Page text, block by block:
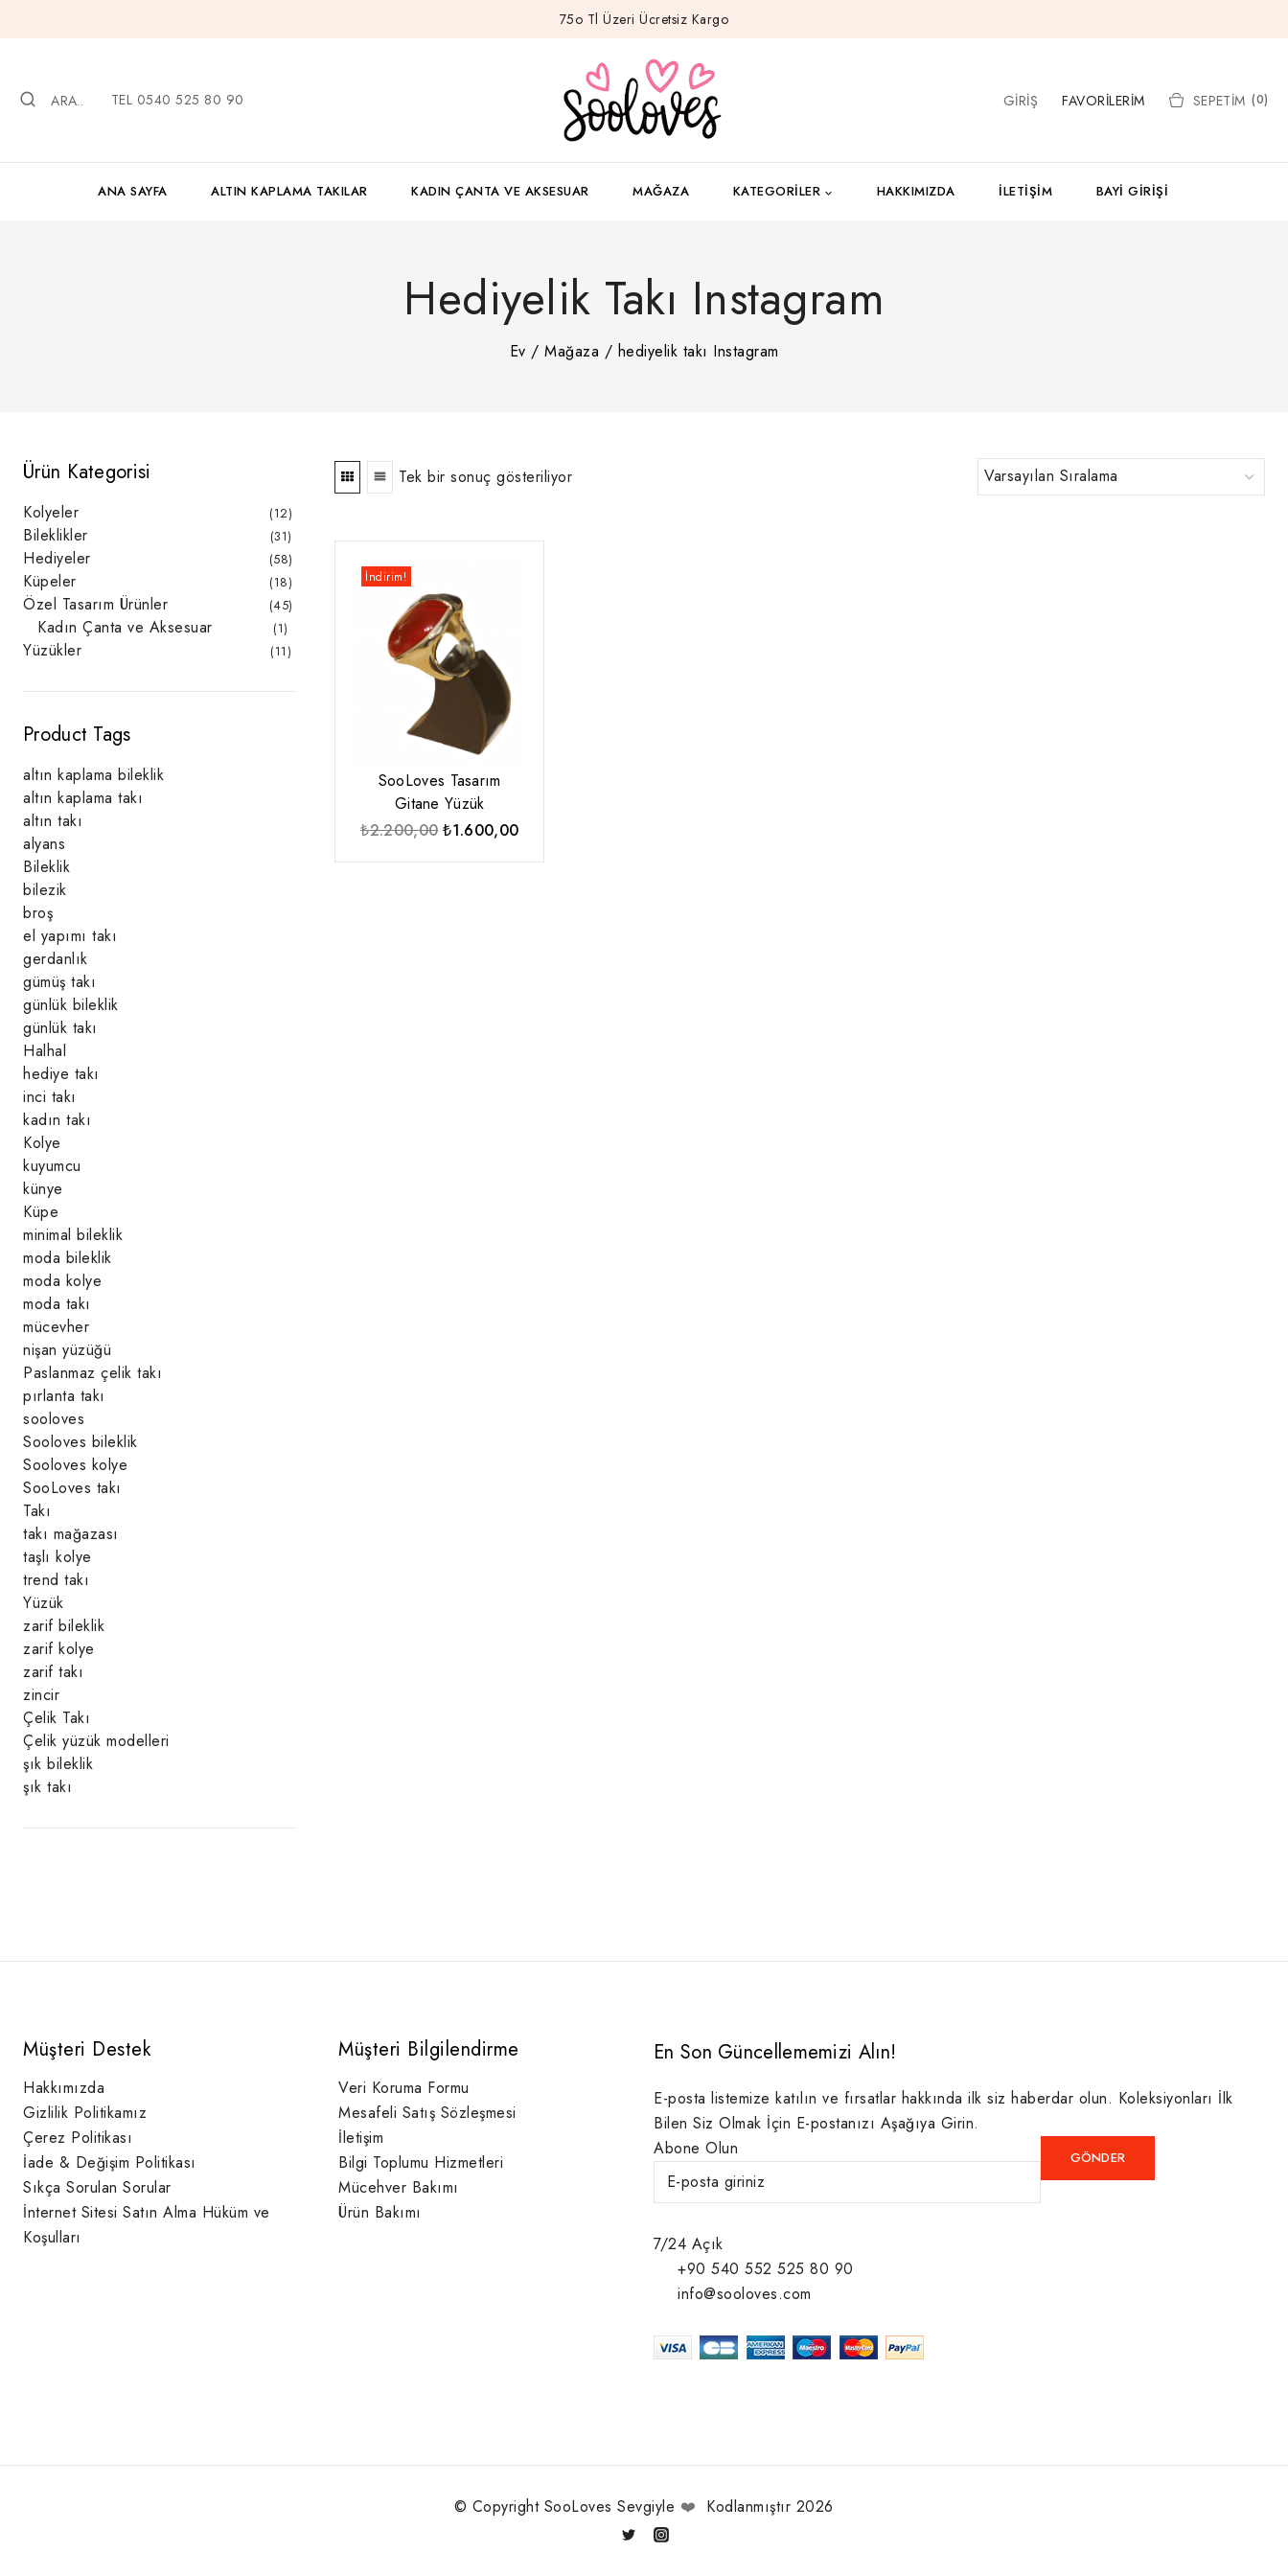
75o Tl Üzeri Ücretsiz Kargo
ARA.. TEL 0540 525 80 90 GIRIŞ FAVORILERIM SEPETIM (0)
ANA SAYFA ALTIN KAPLAMA TAKILAR KADIN ÇANTA VE AKSESUAR MAĞAZA KATEGORILER HAKKIMIZDA İLETIŞIM BAYI GIRIŞI
Hediyelik Takı Instagram
Ev / Mağaza / hediyelik takı Instagram
Tek bir sonuç gösteriliyor
İndirim!
SooLoves Tasarım
Gitane Yüzük
₺2.200,00 Orijinal
₺1.600,00Şu
Ürün Kategorisi
Kolyeler 1212
ürün
Bileklikler 3131
ürün
Hediyeler 5858
ürün
Küpeler 1818
ürün
Özel Tasarım Ürünler 4545
Kadın Çanta ve Aksesuar 11
ürün
Yüzükler 1111
Product Tags
altın kaplama bileklik
altın kaplama takı
altın takı
alyans
Bileklik
bilezik
broş
el yapımı takı
gerdanlık
gümüş takı
günlük bileklik
günlük takı
Halhal
hediye takı
inci takı
kadın takı
Kolye
kuyumcu
künye
Küpe
minimal bileklik
moda bileklik
moda kolye
moda takı
mücevher
nişan yüzüğü
Paslanmaz çelik takı
pırlanta takı
sooloves
Sooloves bileklik
Sooloves kolye
SooLoves takı
Takı
takı mağazası
taşlı kolye
trend takı
Yüzük
zarif bileklik
zarif kolye
zarif takı
zincir
Çelik Takı
Çelik yüzük modelleri
şık bileklik
şık takı
Müşteri Destek
Hakkımızda
Gizlilik Politikamız
Çerez Politikası
İade & Değişim Politikası
Sıkça Sorulan Sorular
İnternet Sitesi Satın Alma Hüküm ve
Koşulları
Müşteri Bilgilendirme
Veri Koruma Formu
Mesafeli Satış Sözleşmesi
İletişim
Bilgi Toplumu Hizmetleri
Mücehver Bakımı
Ürün Bakımı
En Son Güncellememizi Alın!
E-posta listemize katılın ve fırsatlar hakkında ilk siz haberdar olun. Koleksiyonları İlk
Bilen Siz Olmak İçin E-postanızı Aşağıya Girin.
Abone Olun
7/24 Açık
+90 540 552 525 80 90
info@sooloves.com
© Copyright SooLoves Sevgiyle ❤️ Kodlanmıştır 2026